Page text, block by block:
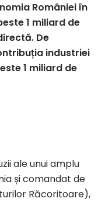
României în
1 miliard de
De
industriei
1 miliard de
ale unui amplu
și comandat de
Răcoritoare),